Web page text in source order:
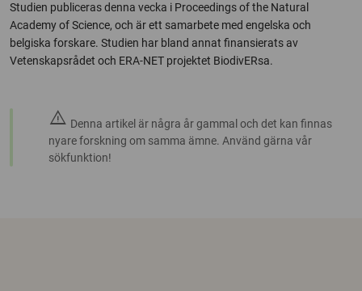
Studien publiceras denna vecka i Proceedings of the Natural
Academy of Science, och är ett samarbete med engelska och
belgiska forskare. Studien har bland annat finansierats av
Vetenskapsrådet och ERA-NET projektet BiodivERsa.
warning Denna artikel är några år gammal och det kan finnas
nyare forskning om samma ämne. Använd gärna vår
sökfunktion!